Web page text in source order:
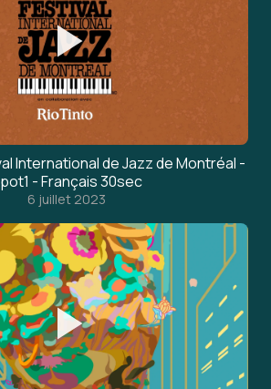
International de Jazz de Montréal -
- Français 30sec
6 juillet 2023